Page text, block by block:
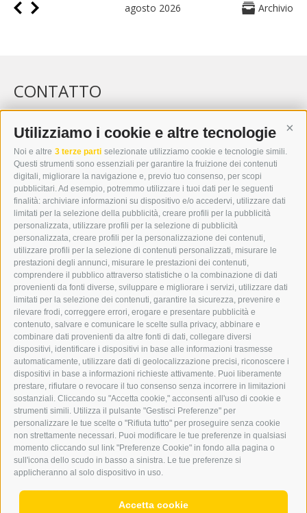
Utilizziamo i cookie e altre tecnologie
Noi e altre 3 terze parti selezionate utilizziamo cookie e tecnologie simili.
Questi strumenti sono essenziali per garantire la fruizione dei contenuti
digitali, migliorare la navigazione e, previo tuo consenso, per scopi
pubblicitari. Ad esempio, potremmo utilizzare i tuoi dati per le seguenti
finalità: archiviare informazioni su dispositivo e/o accedervi, utilizzare dati
limitati per la selezione della pubblicità, creare profili per la pubblicità
personalizzata, utilizzare profili per la selezione di pubblicità
personalizzata, creare profili per la personalizzazione dei contenuti,
utilizzare profili per la selezione di contenuti personalizzati, misurare le
prestazioni degli annunci, misurare le prestazioni dei contenuti,
comprendere il pubblico attraverso statistiche o la combinazione di dati
provenienti da fonti diverse, sviluppare e migliorare i servizi, utilizzare dati
limitati per la selezione dei contenuti, garantire la sicurezza, prevenire e
rilevare frodi, correggere errori, erogare e presentare pubblicità e
contenuto, salvare e comunicare le scelte sulla privacy, abbinare e
combinare dati provenienti da altre fonti di dati, collegare diversi
dispositivi, identificare i dispositivi in base alle informazioni trasmesse
automaticamente, utilizzare dati di geolocalizzazione precisi, riconoscere i
dispositivi in base a informazioni richieste attivamente. Puoi liberamente
prestare, rifiutare o revocare il tuo consenso senza incorrere in limitazioni
sostanziali. Cliccando su "Accetta cookie," acconsenti all'uso di cookie e
strumenti simili. Utilizza il pulsante "Gestisci Preferenze" per
personalizzare le tue scelte o "Rifiuta tutto" per proseguire senza cookie
non strettamente necessari. Puoi modificare le tue preferenze in qualsiasi
momento cliccando sul link "Preferenze Cookie" in fondo alla pagina o
sull'icona dello scudo in basso a sinistra. Le tue preferenze si
applicheranno al solo dispositivo in uso.
Accetta cookie
agosto 2026 Archivio
CONTATTO
WIPP-MEDIA GMBH
DER ERKER
I-39049 VIPITENO
TEL.: +39 0472 766876
GRAFIK@DERERKER.IT
INFO@DERERKER.IT
BARBARA.FONTANA@DERERKER.IT
ERKER
PUBBLICITÀ NELL’ERKER
PUBBLICITÀ ONLINE
ADDEBITO DIRETTO SEPA
REGOLAMENTO COMMENTI
ONLINE VOTING
SERVICE
EVENTI
ANNUNCI
LINK UTILI
METEO
WEBCAM
VIDEO
NECROLOGI